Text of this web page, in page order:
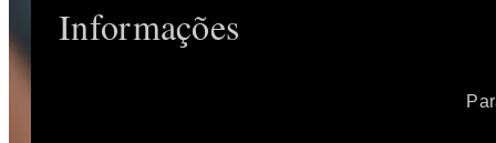
Informações